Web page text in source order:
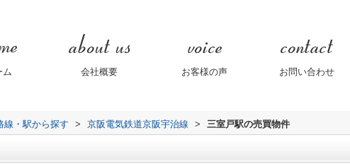
ム 会社概要 お客様の声 お問い合わせ
線・駅から探す > 京阪電気鉄道京阪宇治線 > 三室戸駅の売買物件